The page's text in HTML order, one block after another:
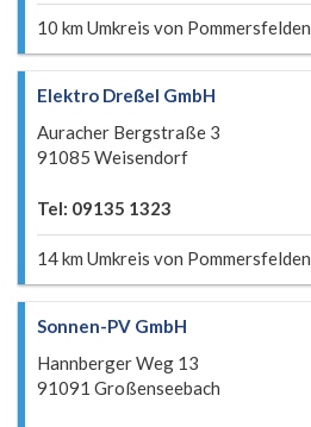
10 km Umkreis von Pommersfelden
Elektro Dreßel GmbH
Auracher Bergstraße 3
91085 Weisendorf
Tel: 09135 1323
14 km Umkreis von Pommersfelden
Sonnen-PV GmbH
Hannberger Weg 13
91091 Großenseebach